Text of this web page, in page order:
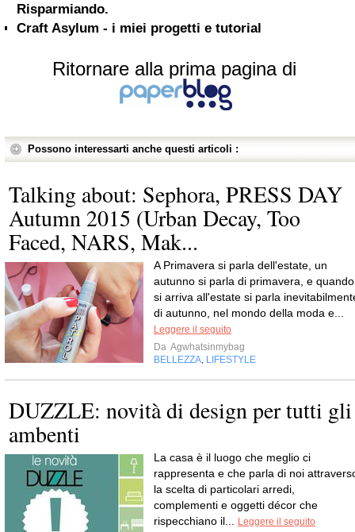
Risparmiando.
Craft Asylum - i miei progetti e tutorial
Ritornare alla prima pagina di
Possono interessarti anche questi articoli :
Talking about: Sephora, PRESS DAY
Autumn 2015 (Urban Decay, Too
Faced, NARS, Mak...
A Primavera si parla dell'estate, un
autunno si parla di primavera, e quando
si arriva all'estate si parla
di autunno, nel mondo della moda e...
Leggere il seguito
Da Agwhatsinmybag
BELLEZZA LIFESTYLE
DUZZLE: novità di design per tutti gli
ambenti
La casa è il luogo che meglio ci
rappresenta e che parla di noi
la scelta di particolari arredi,
complementi e oggetti décor che
rispecchiano il...
Leggere il seguito